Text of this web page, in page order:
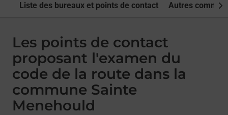
Liste des bureaux et points de contact Autres
Les points de contact
proposant l'examen du
code de la route dans la
commune Sainte
Menehould